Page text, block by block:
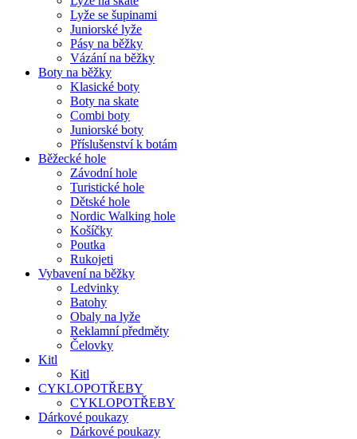
Lyže se šupinami
Juniorské lyže
Pásy na běžky
Vázání na běžky
Boty na běžky
Klasické boty
Boty na skate
Combi boty
Juniorské boty
Příslušenství k botám
Běžecké hole
Závodní hole
Turistické hole
Dětské hole
Nordic Walking hole
Košíčky
Poutka
Rukojeti
Vybavení na běžky
Ledvinky
Batohy
Obaly na lyže
Reklamní předměty
Čelovky
Kitl
Kitl
CYKLOPOTŘEBY
CYKLOPOTŘEBY
Dárkové poukazy
Dárkové poukazy